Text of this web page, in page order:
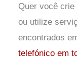
Quer você crie
ou utilize
encontrados
telefónico em